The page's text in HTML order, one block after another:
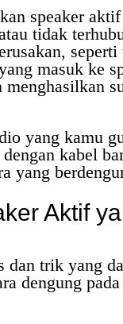
speaker aktif
tidak
seperti
masuk ke
yang kamu
kabel
yang
Aktif
dan trik yang
dengung pada